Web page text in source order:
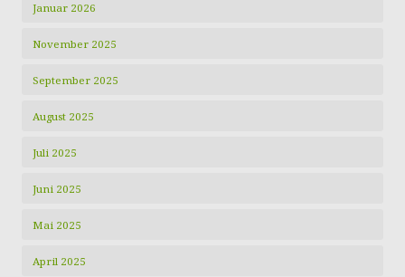
Januar 2026
November 2025
September 2025
August 2025
Juli 2025
Juni 2025
Mai 2025
April 2025